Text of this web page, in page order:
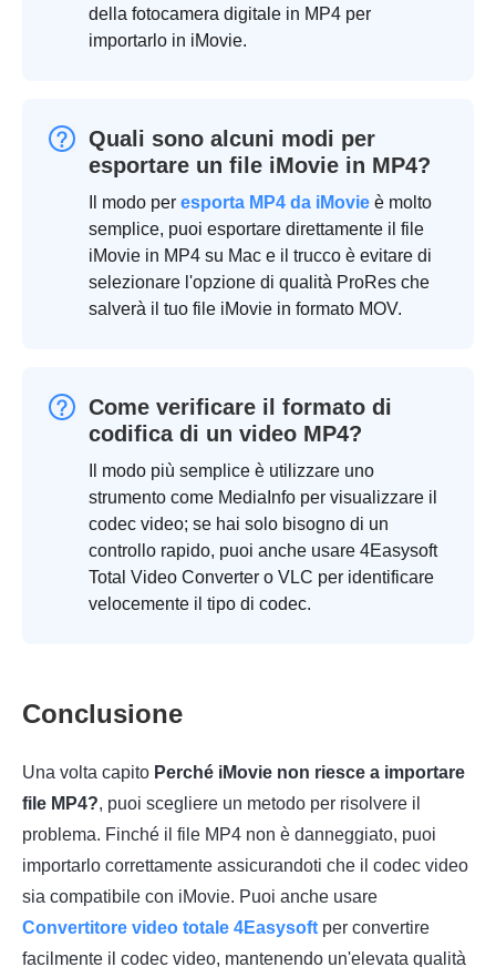
della fotocamera digitale in MP4 per
importarlo in iMovie.
Quali sono alcuni modi per
esportare un file iMovie in MP4?
Il modo per esporta MP4 da iMovie è molto
semplice, puoi esportare direttamente il file
iMovie in MP4 su Mac e il trucco è evitare di
selezionare l'opzione di qualità ProRes che
salverà il tuo file iMovie in formato MOV.
Come verificare il formato di
codifica di un video MP4?
Il modo più semplice è utilizzare uno
strumento come MediaInfo per visualizzare il
codec video; se hai solo bisogno di un
controllo rapido, puoi anche usare 4Easysoft
Total Video Converter o VLC per identificare
velocemente il tipo di codec.
Conclusione
Una volta capito Perché iMovie non riesce a importare
file MP4?, puoi scegliere un metodo per risolvere il
problema. Finché il file MP4 non è danneggiato, puoi
importarlo correttamente assicurandoti che il codec video
sia compatibile con iMovie. Puoi anche usare
Convertitore video totale 4Easysoft per convertire
facilmente il codec video, mantenendo un'elevata qualità